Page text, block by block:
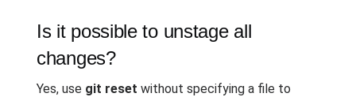
Is it possible to unstage all
changes?
Yes, use git reset without specifying a file to